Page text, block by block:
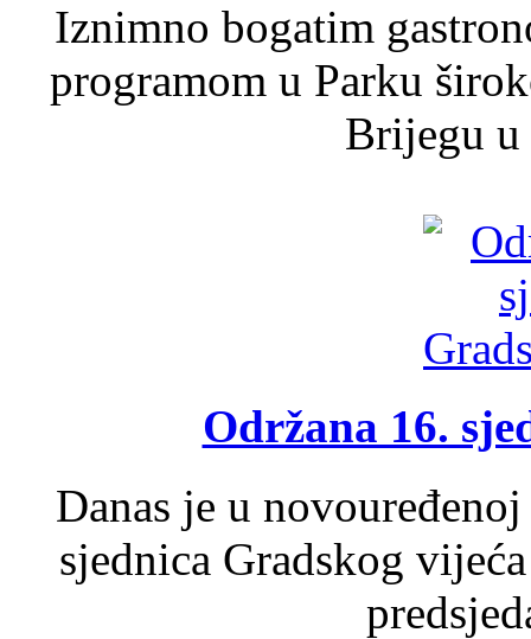
Iznimno bogatim
programom u Parku
Brijegu u
Održana 16.
Danas je u
sjednica Gradskog